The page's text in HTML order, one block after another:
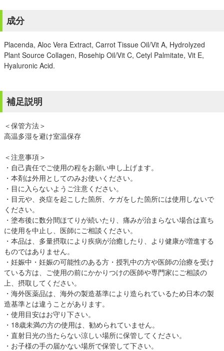
成分
Placenda, Aloc Vera Extract, Carrot Tissue Oil/Vit A, Hydrolyzed
Plant Source Collagen, Rosehip Oil/Vit C, Cetyl Palmitate, Vit E,
Hyaluronic Acid.
補足説明
＜保管方法＞
高温多湿を避け室温保存
＜注意事項＞
・自己責任でご使用の程をお願い申し上げます。
・本剤は外用としてのみお使いください。
・目に入らないようご注意ください。
・目元や、炎症を起こした箇所、ケガをした箇所には使用しないで
ください。
・塗布後に数分間ほてりが続いたり、痛みが治まらない場合は直ち
に使用を中止し、医師にご相談ください。
・本品は、多量摂取により疾病が治癒したり、より健康が増進する
ものではありません。
・妊娠中・妊娠の可能性のある方・授乳中の方や医師の治療を受け
ている方は、ご使用の前にかかりつけの医師や専門家にご相談の
上、摂取してください。
・海外医薬品は、海外の製造基準により造られているため日本の製
造基準とは違うことがあります。
・使用目安はお守り下さい。
・18歳未満の方の使用は、勧められていません。
・直射日光の当たらない涼しい場所に保管してください。
・お子様の手の届かない場所で保管して下さい。